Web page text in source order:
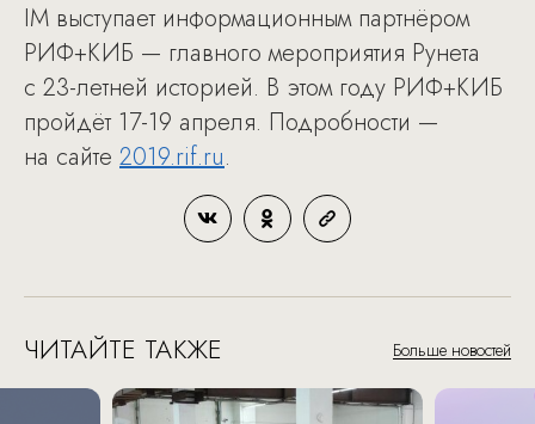
IM выступает информационным партнёром
РИФ+КИБ — главного мероприятия Рунета
с 23-летней историей. В этом году РИФ+КИБ
пройдёт 17-19 апреля. Подробности —
на сайте 2019.rif.ru.
ЧИТАЙТЕ ТАКЖЕ Больше новостей